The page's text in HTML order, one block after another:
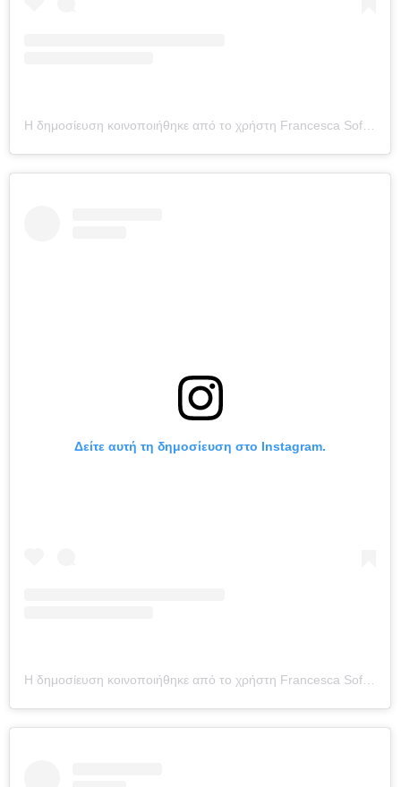
Η δημοσίευση κοινοποιήθηκε από το χρήστη Francesca Sofia Novello (@francescasofianovello)
Δείτε αυτή τη δημοσίευση στο Instagram.